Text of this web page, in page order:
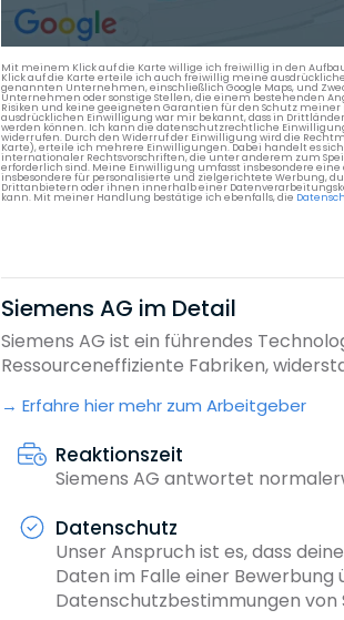
Mit meinem Klick auf die Karte willige ich freiwillig in den
Klick auf die Karte erteile ich auch freiwillig meine
genannten Unternehmen, einschließlich Google Maps, und
Unternehmen oder sonstige Stellen, die einem bestehenden
Risiken und keine geeigneten Garantien für den Schutz meiner
ausdrücklichen Einwilligung war mir bekannt, dass in
werden können. Ich kann die datenschutzrechtliche
widerrufen. Durch den Widerruf der Einwilligung wird die
Karte), erteile ich mehrere Einwilligungen. Dabei handelt es
internationaler Rechtsvorschriften, die unter anderem zum
erforderlich sind. Meine Einwilligung umfasst insbesondere
insbesondere für personalisierte und zielgerichtete Werbung,
Drittanbietern oder ihnen innerhalb einer
kann. Mit meiner Handlung bestätige ich ebenfalls, die
Siemens AG im Detail
Siemens AG ist ein führendes
Ressourceneffiziente Fabriken,
Erfahre hier mehr zum Arbeitgeber
Reaktionszeit
Siemens AG antwortet
Datenschutz
Unser Anspruch ist es, dass
Daten im Falle einer
Datenschutzbestimmungen von